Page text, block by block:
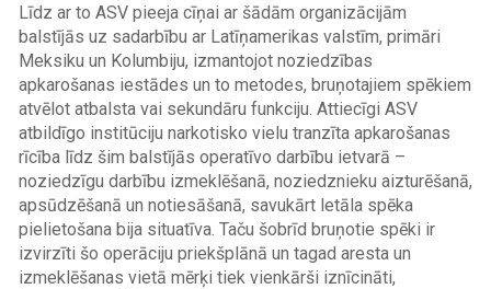
Līdz ar to ASV pieeja cīņai ar šādām organizācijām
balstījās uz sadarbību ar Latīņamerikas valstīm, primāri
Meksiku un Kolumbiju, izmantojot noziedzības
apkarošanas iestādes un to metodes, bruņotajiem spēkiem
atvēlot atbalsta vai sekundāru funkciju. Attiecīgi ASV
atbildīgo institūciju narkotisko vielu tranzīta apkarošanas
rīcība līdz šim balstījās operatīvo darbību ietvarā –
noziedzīgu darbību izmeklēšanā, noziedznieku aizturēšanā,
apsūdzēšanā un notiesāšanā, savukārt letāla spēka
pielietošana bija situatīva. Taču šobrīd bruņotie spēki ir
izvirzīti šo operāciju priekšplānā un tagad aresta un
izmeklēšanas vietā mērķi tiek vienkārši iznīcināti,